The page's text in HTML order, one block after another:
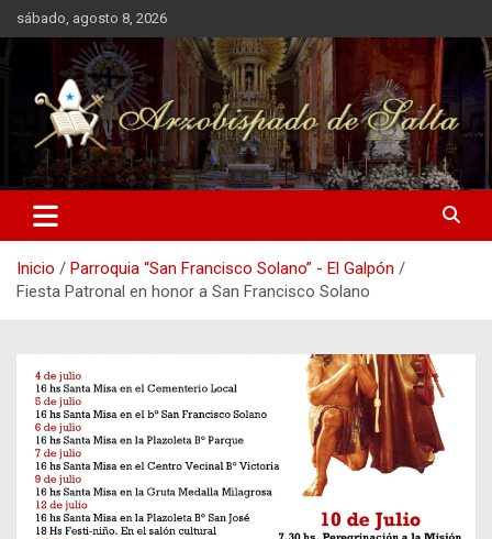
Saltar
al
contenido
sábado, agosto 8, 2026
Arzobispado de Salta
Arzobispado de Salta
Inicio
Parroquia “San Francisco Solano” - El Galpón
Fiesta Patronal en honor a San Francisco Solano